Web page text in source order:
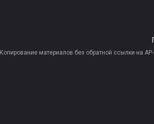
Копирование материалов без обратной ссылки на